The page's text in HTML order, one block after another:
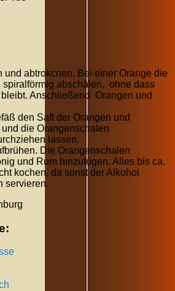
und abtrokcnen, Bei einer Orange die
spiralförmig abschälen, ohne dass
Anschließend Orangen und
den Saft der Orangen und
die Orangenschalen
lassen.
Die Orangenschalen
und Rum hinzufügen. Alles bis ca.
kochen, da sonst der Alkohol
servieren.